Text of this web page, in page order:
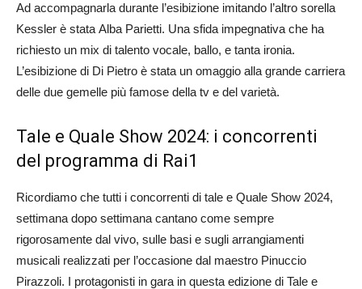
Ad accompagnarla durante l’esibizione imitando l’altro sorella
Kessler è stata Alba Parietti. Una sfida impegnativa che ha
richiesto un mix di talento vocale, ballo, e tanta ironia.
L’esibizione di Di Pietro è stata un omaggio alla grande carriera
delle due gemelle più famose della tv e del varietà.
Tale e Quale Show 2024: i concorrenti
del programma di Rai1
Ricordiamo che tutti i concorrenti di tale e Quale Show 2024,
settimana dopo settimana cantano come sempre
rigorosamente dal vivo, sulle basi e sugli arrangiamenti
musicali realizzati per l’occasione dal maestro Pinuccio
Pirazzoli. I protagonisti in gara in questa edizione di Tale e